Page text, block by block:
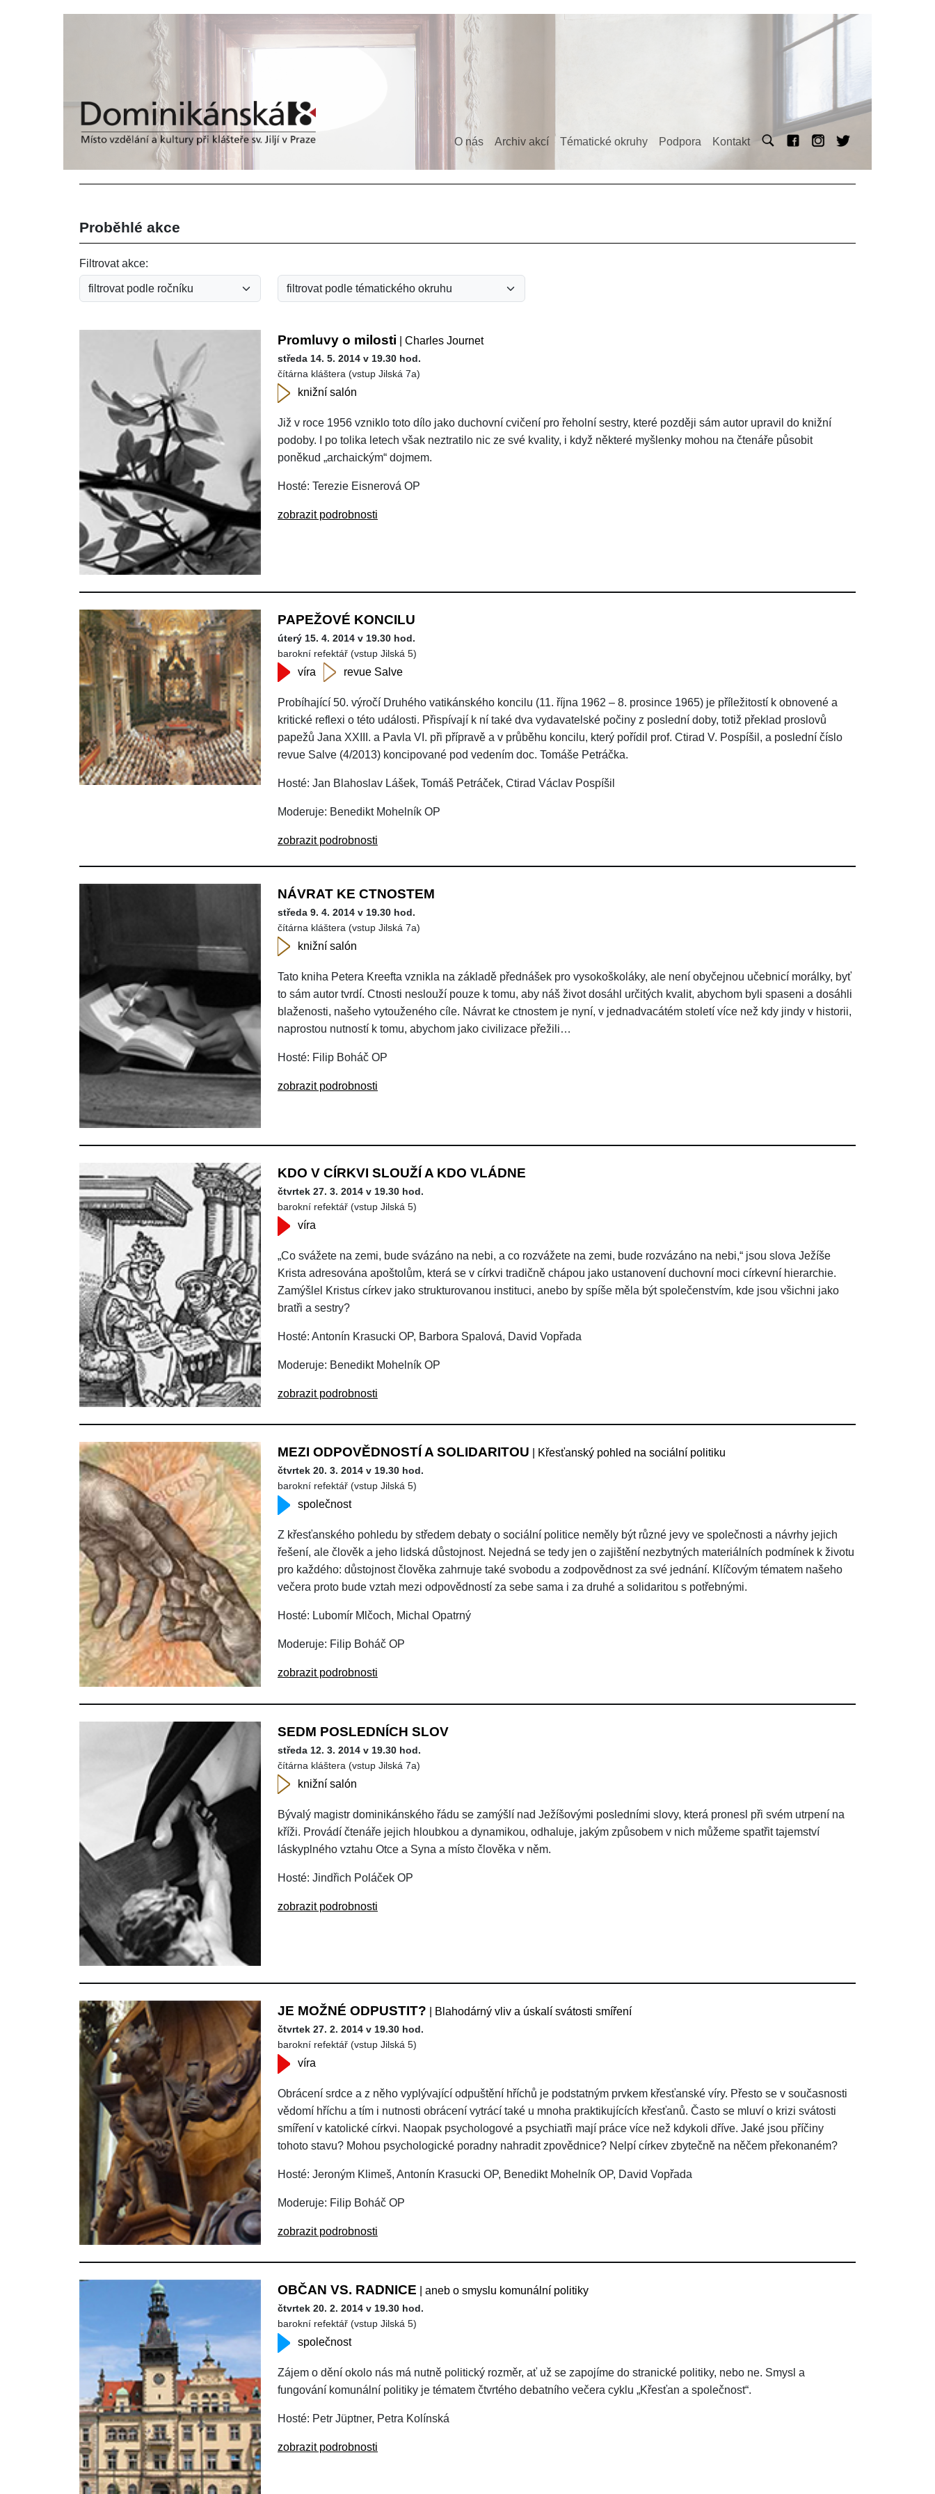
O nás Archiv akcí Tématické okruhy Podpora Kontakt
Proběhlé akce
Filtrovat akce:
Promluvy o milosti | Charles Journet
středa 14. 5. 2014 v 19.30 hod.
čítárna kláštera (vstup Jilská 7a)
knižní salón
Již v roce 1956 vzniklo toto dílo jako duchovní cvičení pro řeholní sestry, které později sám autor upravil do knižní
podoby. I po tolika letech však neztratilo nic ze své kvality, i když některé myšlenky mohou na čtenáře působit
poněkud „archaickým“ dojmem.
Hosté: Terezie Eisnerová OP
zobrazit podrobnosti
PAPEŽOVÉ KONCILU
úterý 15. 4. 2014 v 19.30 hod.
barokní refektář (vstup Jilská 5)
víra revue Salve
Probíhající 50. výročí Druhého vatikánského koncilu (11. října 1962 – 8. prosince 1965) je příležitostí k obnovené a
kritické reflexi o této události. Přispívají k ní také dva vydavatelské počiny z poslední doby, totiž překlad proslovů
papežů Jana XXIII. a Pavla VI. při přípravě a v průběhu koncilu, který pořídil prof. Ctirad V. Pospíšil, a poslední číslo
revue Salve (4/2013) koncipované pod vedením doc. Tomáše Petráčka.
Hosté: Jan Blahoslav Lášek, Tomáš Petráček, Ctirad Václav Pospíšil
Moderuje: Benedikt Mohelník OP
zobrazit podrobnosti
NÁVRAT KE CTNOSTEM
středa 9. 4. 2014 v 19.30 hod.
čítárna kláštera (vstup Jilská 7a)
knižní salón
Tato kniha Petera Kreefta vznikla na základě přednášek pro vysokoškoláky, ale není obyčejnou učebnicí morálky, byť
to sám autor tvrdí. Ctnosti neslouží pouze k tomu, aby náš život dosáhl určitých kvalit, abychom byli spaseni a dosáhli
blaženosti, našeho vytouženého cíle. Návrat ke ctnostem je nyní, v jednadvacátém století více než kdy jindy v historii,
naprostou nutností k tomu, abychom jako civilizace přežili…
Hosté: Filip Boháč OP
zobrazit podrobnosti
KDO V CÍRKVI SLOUŽÍ A KDO VLÁDNE
čtvrtek 27. 3. 2014 v 19.30 hod.
barokní refektář (vstup Jilská 5)
víra
„Co svážete na zemi, bude svázáno na nebi, a co rozvážete na zemi, bude rozvázáno na nebi,“ jsou slova Ježíše
Krista adresována apoštolům, která se v církvi tradičně chápou jako ustanovení duchovní moci církevní hierarchie.
Zamýšlel Kristus církev jako strukturovanou instituci, anebo by spíše měla být společenstvím, kde jsou všichni jako
bratři a sestry?
Hosté: Antonín Krasucki OP, Barbora Spalová, David Vopřada
Moderuje: Benedikt Mohelník OP
zobrazit podrobnosti
MEZI ODPOVĚDNOSTÍ A SOLIDARITOU | Křesťanský pohled na sociální politiku
čtvrtek 20. 3. 2014 v 19.30 hod.
barokní refektář (vstup Jilská 5)
společnost
Z křesťanského pohledu by středem debaty o sociální politice neměly být různé jevy ve společnosti a návrhy jejich
řešení, ale člověk a jeho lidská důstojnost. Nejedná se tedy jen o zajištění nezbytných materiálních podmínek k životu
pro každého: důstojnost člověka zahrnuje také svobodu a zodpovědnost za své jednání. Klíčovým tématem našeho
večera proto bude vztah mezi odpovědností za sebe sama i za druhé a solidaritou s potřebnými.
Hosté: Lubomír Mlčoch, Michal Opatrný
Moderuje: Filip Boháč OP
zobrazit podrobnosti
SEDM POSLEDNÍCH SLOV
středa 12. 3. 2014 v 19.30 hod.
čítárna kláštera (vstup Jilská 7a)
knižní salón
Bývalý magistr dominikánského řádu se zamýšlí nad Ježíšovými posledními slovy, která pronesl při svém utrpení na
kříži. Provádí čtenáře jejich hloubkou a dynamikou, odhaluje, jakým způsobem v nich můžeme spatřit tajemství
láskyplného vztahu Otce a Syna a místo člověka v něm.
Hosté: Jindřich Poláček OP
zobrazit podrobnosti
JE MOŽNÉ ODPUSTIT? | Blahodárný vliv a úskalí svátosti smíření
čtvrtek 27. 2. 2014 v 19.30 hod.
barokní refektář (vstup Jilská 5)
víra
Obrácení srdce a z něho vyplývající odpuštění hříchů je podstatným prvkem křesťanské víry. Přesto se v současnosti
vědomí hříchu a tím i nutnosti obrácení vytrácí také u mnoha praktikujících křesťanů. Často se mluví o krizi svátosti
smíření v katolické církvi. Naopak psychologové a psychiatři mají práce více než kdykoli dříve. Jaké jsou příčiny
tohoto stavu? Mohou psychologické poradny nahradit zpovědnice? Nelpí církev zbytečně na něčem překonaném?
Hosté: Jeroným Klimeš, Antonín Krasucki OP, Benedikt Mohelník OP, David Vopřada
Moderuje: Filip Boháč OP
zobrazit podrobnosti
OBČAN VS. RADNICE | aneb o smyslu komunální politiky
čtvrtek 20. 2. 2014 v 19.30 hod.
barokní refektář (vstup Jilská 5)
společnost
Zájem o dění okolo nás má nutně politický rozměr, ať už se zapojíme do stranické politiky, nebo ne. Smysl a
fungování komunální politiky je tématem čtvrtého debatního večera cyklu „Křesťan a společnost“.
Hosté: Petr Jüptner, Petra Kolínská
zobrazit podrobnosti